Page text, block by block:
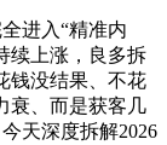
进入“精准内
续上涨，良多拆
钱没结果、不花
衰、而是获客几
天深度拆解2026